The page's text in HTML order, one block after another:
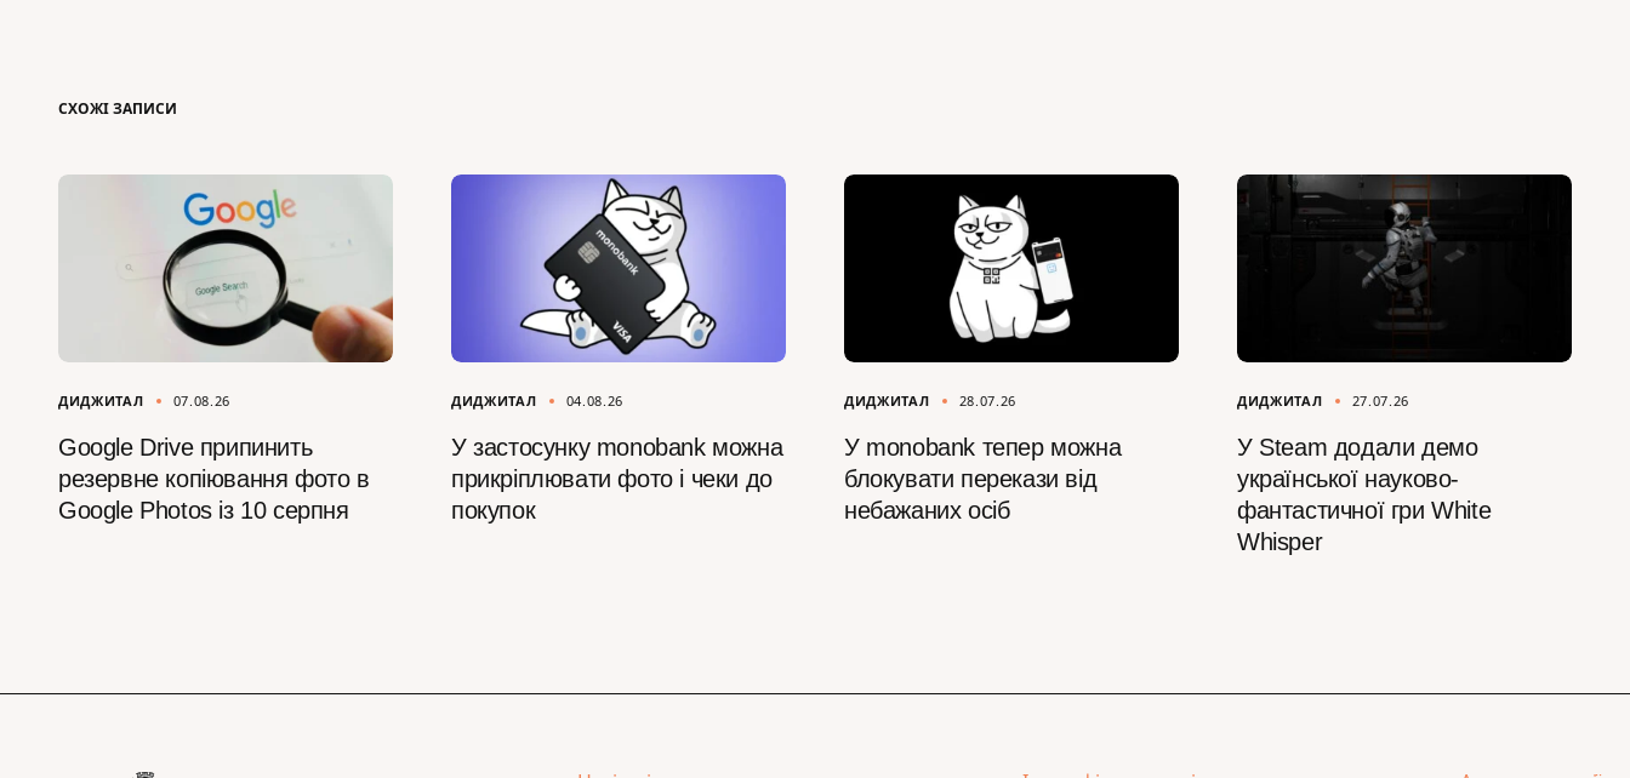
СХОЖІ ЗАПИСИ
ДИДЖИТАЛ 07.08.26
Google Drive припинить
резервне копіювання фото в
Google Photos із 10 серпня
ДИДЖИТАЛ 04.08.26
У застосунку monobank можна
прикріплювати фото і чеки до
покупок
ДИДЖИТАЛ 28.07.26
У monobank тепер можна
блокувати перекази від
небажаних осіб
ДИДЖИТАЛ 27.07.26
У Steam додали демо
української науково-
фантастичної гри White
Whisper